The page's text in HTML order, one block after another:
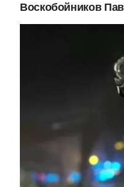
Воскобойников